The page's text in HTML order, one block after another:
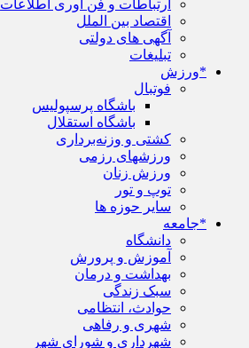
ارتباطات و فن آوری اطلاعات
اقتصاد بین الملل
آگهی های دولتی
تبلیغات
*ورزش
فوتبال
باشگاه پرسپولیس
باشگاه استقلال
کشتی و وزنه‌برداری
ورزشهای رزمی
ورزش زنان
توپ و تور
سایر حوزه ها
*جامعه
دانشگاه
آموزش و پرورش
بهداشت و درمان
سبک زندگی
حوادث، انتظامی
شهری و رفاهی
شهرداری و شورای شهر